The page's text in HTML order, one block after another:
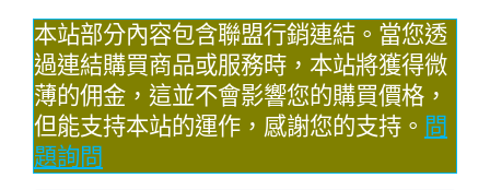
本站部分內容包含聯盟行銷連結。當您透
過連結購買商品或服務時，本站將獲得微
薄的佣金，這並不會影響您的購買價格，
但能支持本站的運作，感謝您的支持。 問
題詢問